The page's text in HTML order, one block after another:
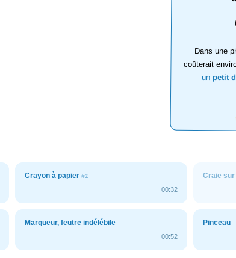
Dans une
coûterait
un petit
Crayon à papier #1
00:32
Craie
Marqueur, feutre indélébile
00:52
Pinceau